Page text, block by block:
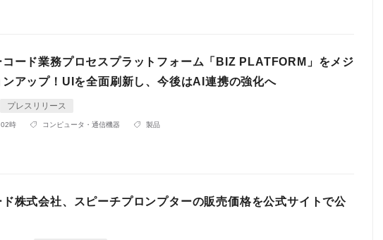
コード業務プロセスプラットフォーム「BIZ PLATFORM」をメジ
ンアップ！UIを全面刷新し、今後はAI連携の強化へ
プレスリリース
時 コンピュータ・通信機器 製品
株式会社、スピーチプロンプターの販売価格を公式サイトで公